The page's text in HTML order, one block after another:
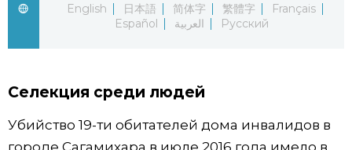
Общество
Жизнь
Еда и напитки
English
日本語 简体字 繁體字
Français
Español
العربية Русский
Селекция среди людей
Убийство 19-ти обитателей дома инвалидов в